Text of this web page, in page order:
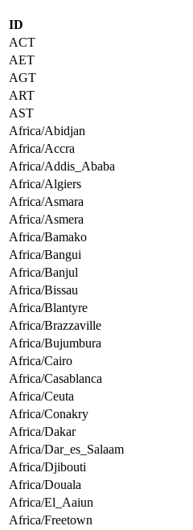
ID
ACT
AET
AGT
ART
AST
Africa/Abidjan
Africa/Accra
Africa/Addis_Ababa
Africa/Algiers
Africa/Asmara
Africa/Asmera
Africa/Bamako
Africa/Bangui
Africa/Banjul
Africa/Bissau
Africa/Blantyre
Africa/Brazzaville
Africa/Bujumbura
Africa/Cairo
Africa/Casablanca
Africa/Ceuta
Africa/Conakry
Africa/Dakar
Africa/Dar_es_Salaam
Africa/Djibouti
Africa/Douala
Africa/El_Aaiun
Africa/Freetown